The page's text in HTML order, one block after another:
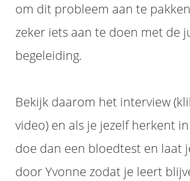
om dit probleem aan te
zeker iets aan te doen met de
begeleiding.
Bekijk daarom het interview
video) en als je jezelf herkent
doe dan een bloedtest en laat
door Yvonne zodat je leert